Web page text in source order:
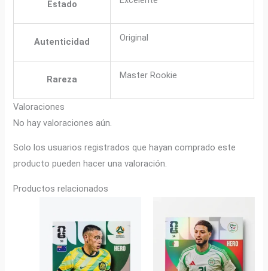
Estado
Autenticidad Original
Rareza Master Rookie
Valoraciones
No hay valoraciones aún.
Solo los usuarios registrados que hayan comprado este
producto pueden hacer una valoración.
Productos relacionados